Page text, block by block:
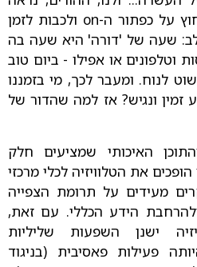
שיש לא פחות מניעים ללחוץ על כפתור ה-on ולכבות לזמן
שעה של 'דורה' היא שעה בה
וטלפונים או אפילו - ביום טוב
לנוח. ומעבר לכך, מי בזמננו
ונגיש? אז למה שהדור של
האיכותי שמציעים חלק
את הטלוויזיה לכלי מרכזי
מעידים על תרומת הצפייה
הידע הכללי. עם זאת,
ישנן השפעות שליליות
פעילות פאסיבית (בניגוד